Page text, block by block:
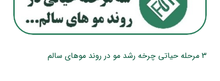
3 مرحله حیاتی چرخه رشد مو در روند موهای سالم